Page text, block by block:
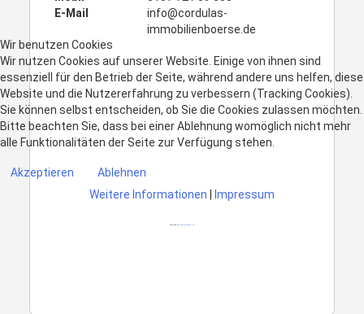
E-Mail
info@cordulas-
immobilienboerse.de
Wir benutzen Cookies
Wir nutzen Cookies auf unserer Website. Einige von ihnen sind
essenziell für den Betrieb der Seite, während andere uns helfen, diese
Website und die Nutzererfahrung zu verbessern (Tracking Cookies).
Sie können selbst entscheiden, ob Sie die Cookies zulassen möchten.
Bitte beachten Sie, dass bei einer Ablehnung womöglich nicht mehr
alle Funktionalitäten der Seite zur Verfügung stehen.
Akzeptieren
Ablehnen
Weitere Informationen | Impressum